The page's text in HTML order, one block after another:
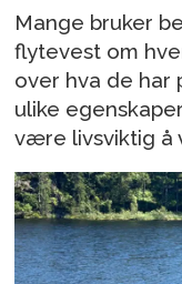
Mange bruker
flytevest om
over hva de har
ulike
være livsviktig å